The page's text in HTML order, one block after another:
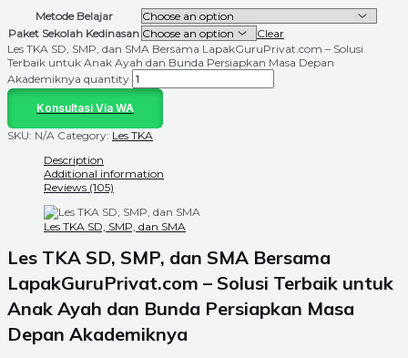
Metode Belajar
Paket Sekolah Kedinasan
Clear
Les TKA SD, SMP, dan SMA Bersama LapakGuruPrivat.com – Solusi
Terbaik untuk Anak Ayah dan Bunda Persiapkan Masa Depan
Akademiknya quantity
Konsultasi Via WA
SKU: N/A Category: Les TKA
Description
Additional information
Reviews (105)
Les TKA SD, SMP, dan SMA
Les TKA SD, SMP, dan SMA Bersama
LapakGuruPrivat.com – Solusi Terbaik untuk
Anak Ayah dan Bunda Persiapkan Masa
Depan Akademiknya